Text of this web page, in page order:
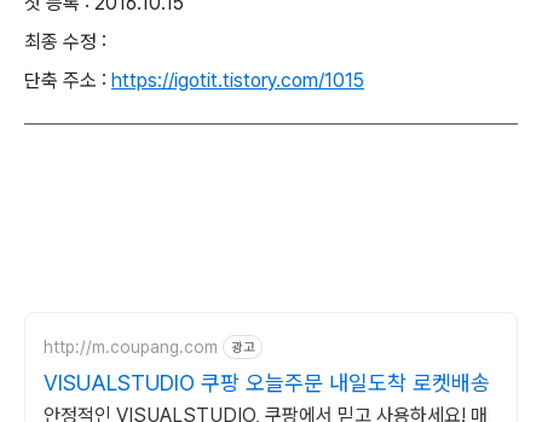
최종 수정 :
단축 주소 : https://igotit.tistory.com/1015
http://m.coupang.com 광고
VISUALSTUDIO 쿠팡 오늘주문 내일도착 로켓배송
안정적인 VISUALSTUDIO, 쿠팡에서 믿고 사용하세요! 매